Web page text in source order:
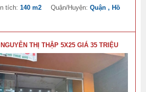
tích:140 m2 Quận/Huyện:Quận , Hồ
THỊ THẬP 5X25 GIÁ 35 TRIỆU